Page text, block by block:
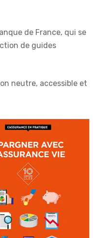
de France, qui se
de guides
neutre, accessible et